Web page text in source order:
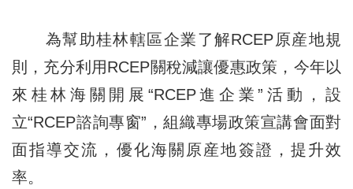
為幫助桂林轄區企業了解RCEP原産地規
則，充分利用RCEP關稅減讓優惠政策，今年以
來桂林海關開展“RCEP進企業”活動，設
立“RCEP諮詢專窗”，組織專場政策宣講會面對
面指導交流，優化海關原産地簽證，提升效
率。